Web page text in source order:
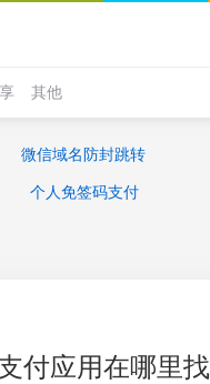
其他
微信域名防封跳转
个人免签码支付
付应用在哪里找